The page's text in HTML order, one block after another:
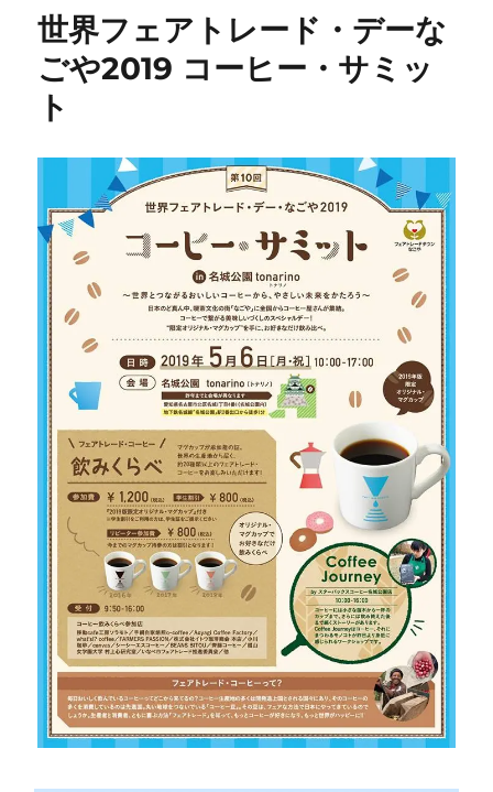
世界フェアトレード・デーな
ごや2019 コーヒー・サミッ
ト